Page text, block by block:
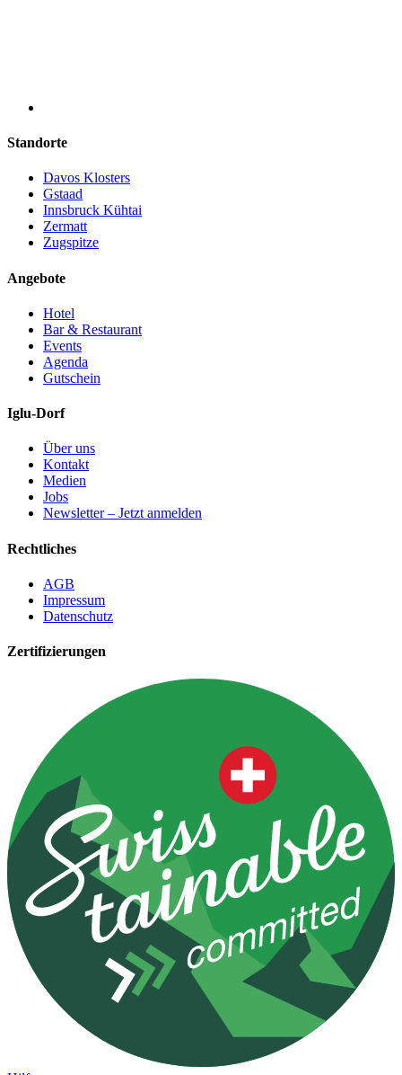
Standorte
Davos Klosters
Gstaad
Innsbruck Kühtai
Zermatt
Zugspitze
Angebote
Hotel
Bar & Restaurant
Events
Agenda
Gutschein
Iglu-Dorf
Über uns
Kontakt
Medien
Jobs
Newsletter – Jetzt anmelden
Rechtliches
AGB
Impressum
Datenschutz
Zertifizierungen